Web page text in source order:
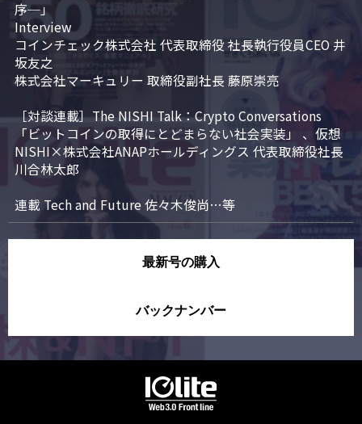
序─」
Interview
コインチェック株式会社 代表取締役 社長執行役員CEO 井
坂友之
株式会社マーキュリー 取締役副社長 藤原崇亮
［対談連載］The NISHI Talk：Crypto Conversations
「ビットコインの取得にとどまらない社会実装」 、仮想
NISHI×株式会社ANAPホールディングス 代表取締役社長
川合林太郎
連載 Tech and Future 佐々木俊尚…等
最新号の購入
バックナンバー